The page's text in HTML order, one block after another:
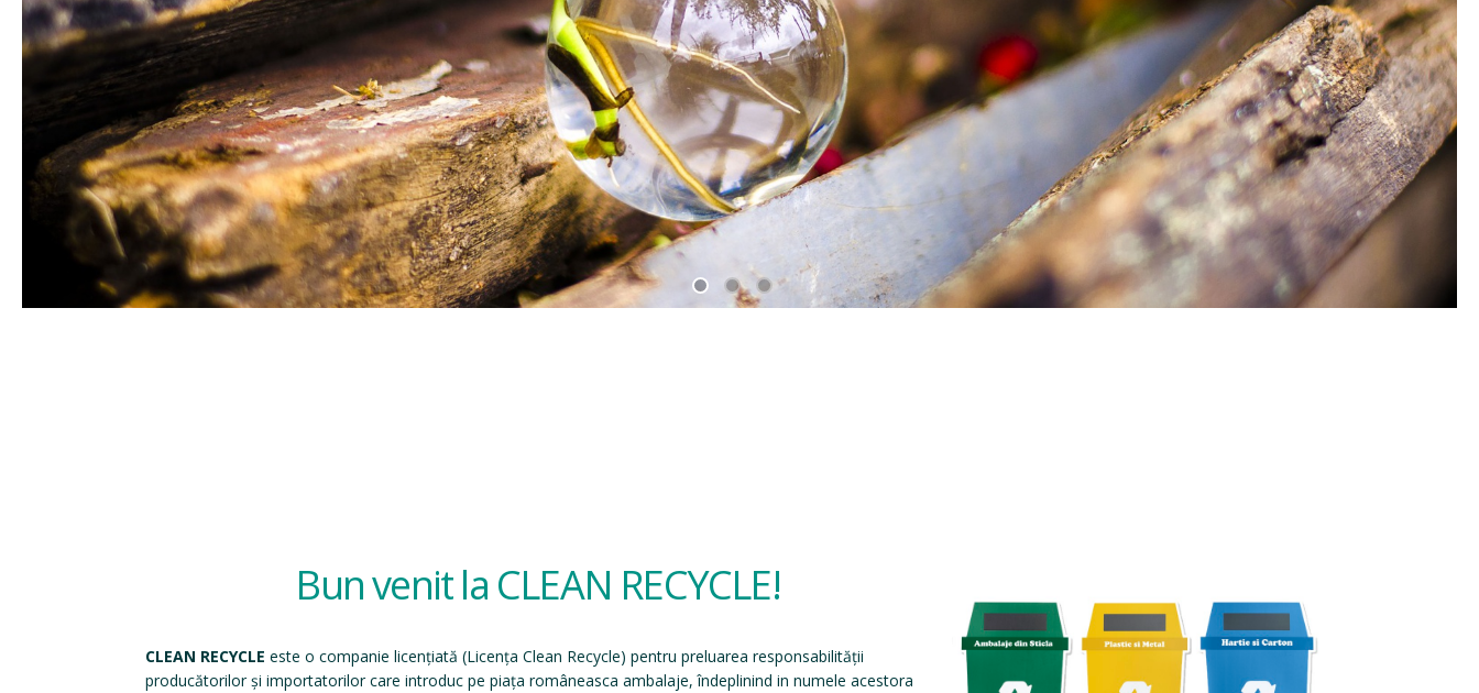
Bun venit la CLEAN RECYCLE!
CLEAN RECYCLE este o companie licențiată (Licența Clean Recycle) pentru preluarea responsabilității
producătorilor și importatorilor care introduc pe piața româneasca ambalaje, îndeplinind in numele acestora